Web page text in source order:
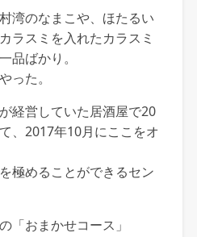
湾のなまこや、ほたるい
ラスミを入れたカラスミ
品ばかり。
った。
経営していた居酒屋で20
、2017年10月にここをオ
極めることができるセン
「おまかせコース」